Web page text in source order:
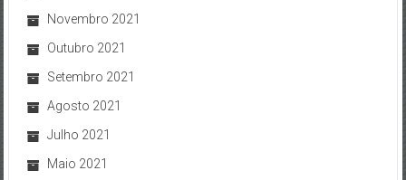
Novembro 2021
Outubro 2021
Setembro 2021
Agosto 2021
Julho 2021
Maio 2021